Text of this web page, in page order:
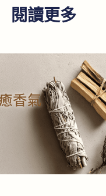
閱讀更多